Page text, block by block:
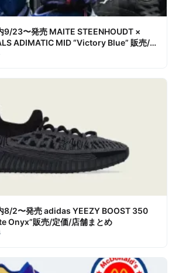
9/23〜発売 MAITE STEENHOUDT ×
ADIMATIC MID “Victory Blue” 販売/
8/2〜発売 adidas YEEZY BOOST 350
Onyx”販売/定価/店舗まとめ